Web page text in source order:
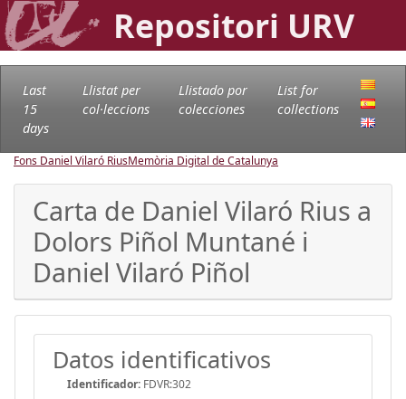
Repositori URV
Last
15
days
Llistat per
col·leccions
Llistado por
colecciones
List for
collections
Fons Daniel Vilaró RiusMemòria Digital de Catalunya
Carta de Daniel Vilaró Rius a
Dolors Piñol Muntané i
Daniel Vilaró Piñol
Datos identificativos
Identificador: FDVR:302